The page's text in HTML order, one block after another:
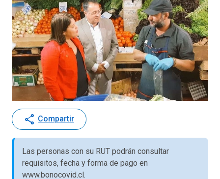
share Compartir
Las personas con su RUT podrán consultar
requisitos, fecha y forma de pago en
www.bonocovid.cl.